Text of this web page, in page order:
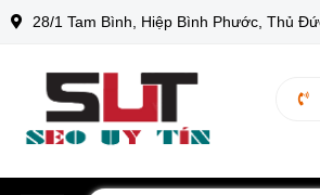
28/1 Tam Bình, Hiệp Bình Phước, Thủ